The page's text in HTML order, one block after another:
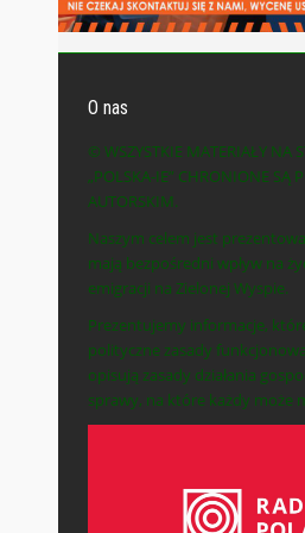
O nas
© WSZYSTKIE MATERIAŁY NA
„POLSKA-IE” CHRONIONE SĄ
AUTORSKIM.
Naszym celem jest
mają bezpośredni wpływ na
emigracji na Zielonej Wyspie.
Prezentujemy informacje,
polityczne zasady
opisują zasady działania
sprawy, na które każdy może